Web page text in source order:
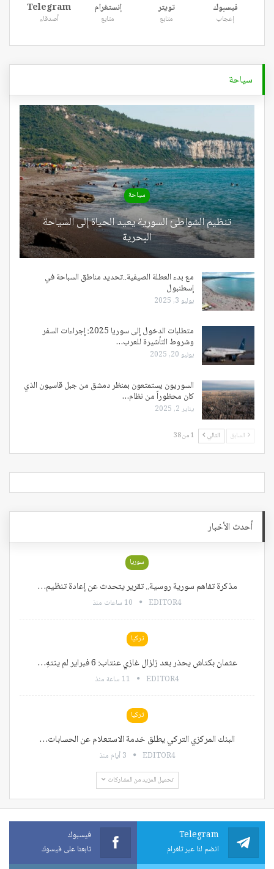
فيسبوك
إعجاب
تويتر
متابع
إنستغرام
متابع
Telegram
أصدقاء
سياحة
سياحة
تنظيم الشواطئ السورية يعيد الحياة إلى السياحة
البحرية
مع بدء العطلة الصيفية..تحديد مناطق السباحة في
إسطنبول
يوليو 3, 2025
متطلبات الدخول إلى سوريا 2025: إجراءات السفر
وشروط التأشيرة للعرب…
يونيو 20, 2025
السوريون يستمتعون بمنظر دمشق من جبل قاسيون الذي
كان محظوراً من نظام…
يناير 2, 2025
السابق التالي 1 من 38
أحدث الأخبار
سوريا
مذكرة تفاهم سورية روسية.. تقرير يتحدث عن إعادة تنظيم…
EDITOR4 10 ساعات منذ
تركيا
عثمان بكتاش يحذر بعد زلزال غازي عنتاب: 6 فبراير لم ينتهِ…
EDITOR4 11 ساعة منذ
تركيا
البنك المركزي التركي يطلق خدمة الاستعلام عن الحسابات…
EDITOR4 3 أيام منذ
تحميل المزيد من المشاركات
Telegram
انضم لنا عبر تلغرام
فيسبوك
تابعنا على فيسوك